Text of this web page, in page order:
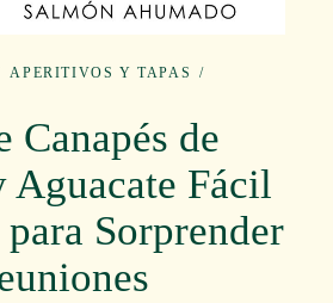
APERITIVOS Y TAPAS
Canapés de
Aguacate Fácil
Sorprender